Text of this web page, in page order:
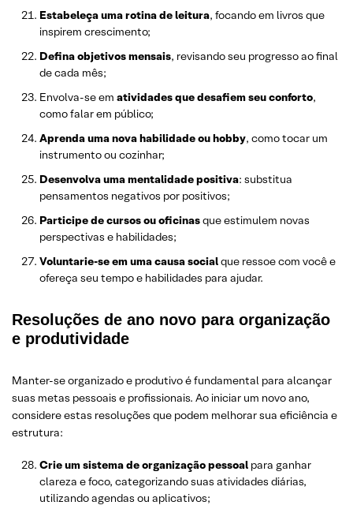
Estabeleça uma rotina de leitura, focando em livros que
inspirem crescimento;
Defina objetivos mensais, revisando seu progresso ao final
de cada mês;
Envolva-se em atividades que desafiem seu conforto,
como falar em público;
Aprenda uma nova habilidade ou hobby, como tocar um
instrumento ou cozinhar;
Desenvolva uma mentalidade positiva: substitua
pensamentos negativos por positivos;
Participe de cursos ou oficinasque estimulem novas
perspectivas e habilidades;
Voluntarie-se em uma causa socialque ressoe com você e
ofereça seu tempo e habilidades para ajudar.
Resoluções de ano novo para organização
e produtividade
Manter-se organizado e produtivo é fundamental para alcançar
suas metas pessoais e profissionais. Ao iniciar um novo ano,
considere estas resoluções que podem melhorar sua eficiência e
estrutura:
Crie um sistema de organização pessoal para ganhar
clareza e foco, categorizando suas atividades diárias,
utilizando agendas ou aplicativos;